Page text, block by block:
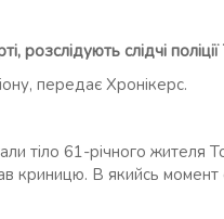
розслідують слідчі
передає Хронікерс.
тіло 61-річного жителя
криницю. В якийсь момент